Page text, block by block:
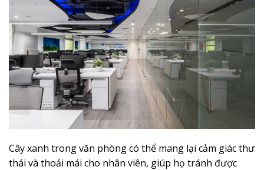
Cây xanh trong văn phòng có thể mang lại cảm giác thư
thái và thoải mái cho nhân viên, giúp họ tránh được